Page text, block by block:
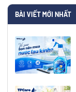
BÀI VIẾT MỚI NHẤT